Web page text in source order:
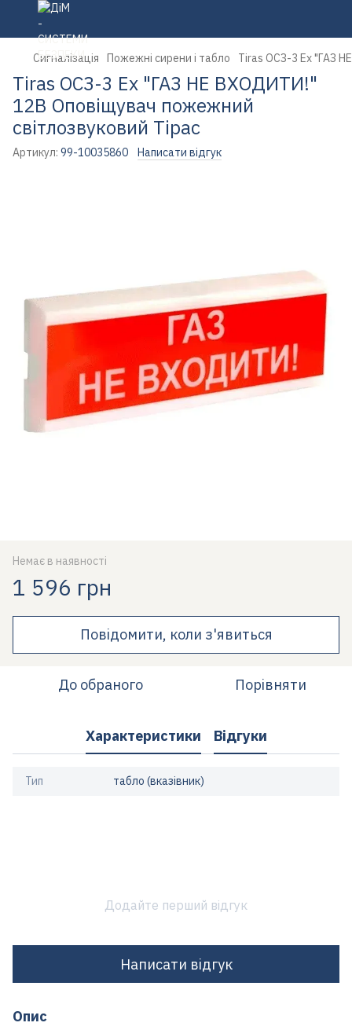
Сигналізація Пожежні сирени і табло Tiras ОСЗ-3 Ех "ГАЗ
Tiras ОСЗ-3 Ех "ГАЗ НЕ ВХОДИТИ!"
12В Оповіщувач пожежний
світлозвуковий Тірас
Артикул: 99-10035860 Написати відгук
Немає в наявності
1 596 грн
Повідомити, коли з'явиться
До обраного Порівняти
Характеристики Відгуки
Тип табло (вказівник)
Додайте перший відгук
Написати відгук
Опис